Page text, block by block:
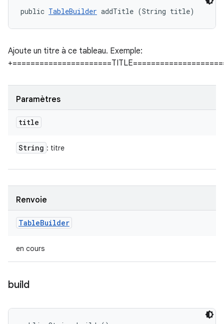
public TableBuilder addTitle (String title)
Ajoute un titre à ce tableau. Exemple:
Paramètres
title
String : titre
Renvoie
TableBuilder
en cours
build